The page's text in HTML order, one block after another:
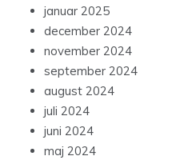
januar 2025
december 2024
november 2024
september 2024
august 2024
juli 2024
juni 2024
maj 2024